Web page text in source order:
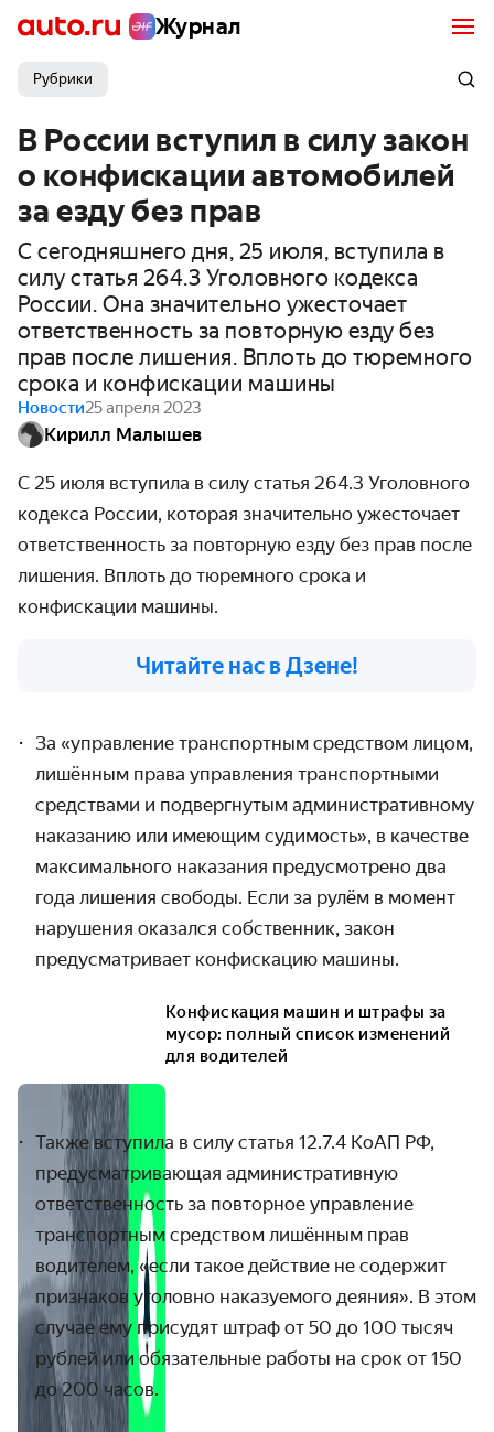
Журнал
Рубрики
В России вступил в силу закон
о конфискации автомобилей
за езду без прав
С сегодняшнего дня, 25 июля, вступила в
силу статья 264.3 Уголовного кодекса
России. Она значительно ужесточает
ответственность за повторную езду без
прав после лишения. Вплоть до тюремного
срока и конфискации машины
Новости25 апреля 2023
Кирилл Малышев
С 25 июля вступила в силу статья 264.3 Уголовного
кодекса России, которая значительно ужесточает
ответственность за повторную езду без прав после
лишения. Вплоть до тюремного срока и
конфискации машины.
Читайте нас в Дзене!
За «управление транспортным средством лицом,
лишённым права управления транспортными
средствами и подвергнутым административному
наказанию или имеющим судимость», в качестве
максимального наказания предусмотрено два
года лишения свободы. Если за рулём в момент
нарушения оказался собственник, закон
предусматривает конфискацию машины.
Конфискация машин и штрафы за
мусор: полный список изменений
для водителей
Также вступила в силу статья 12.7.4 КоАП РФ,
предусматривающая административную
ответственность за повторное управление
транспортным средством лишённым прав
водителем, «если такое действие не содержит
признаков уголовно наказуемого деяния». В этом
случае ему присудят штраф от 50 до 100 тысяч
рублей или обязательные работы на срок от 150
до 200 часов.